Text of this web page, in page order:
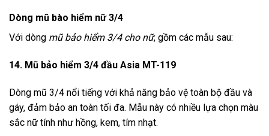
Dòng mũ bào hiểm nữ 3/4
Với dòng mũ bảo hiểm 3/4 cho nữ, gồm các mẫu sau:
14. Mũ bảo hiểm 3/4 đầu Asia MT-119
Dòng mũ 3/4 nổi tiếng với khả năng bảo vệ toàn bộ đầu và
gáy, đảm bảo an toàn tối đa. Mẫu này có nhiều lựa chọn màu
sắc nữ tính như hồng, kem, tím nhạt.